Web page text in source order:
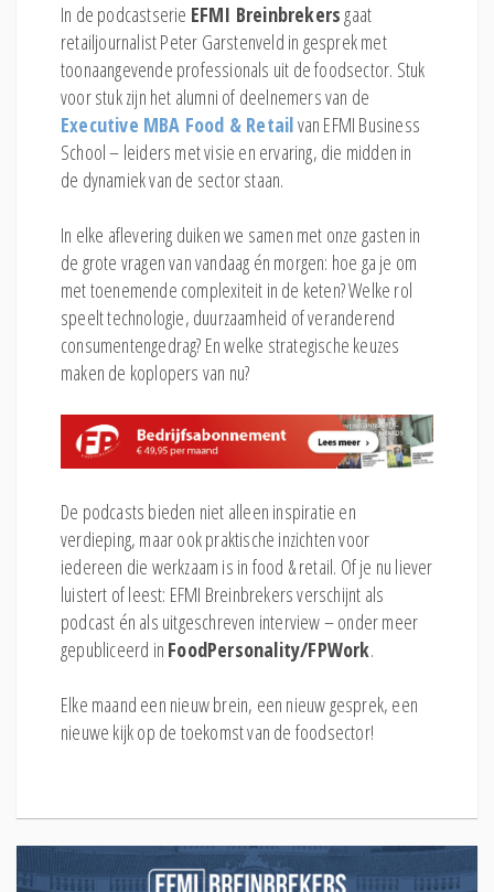
In de podcastserie EFMI Breinbrekersgaat
retailjournalist Peter Garstenveld in gesprek met
toonaangevende professionals uit de foodsector. Stuk
voor stuk zijn het alumni of deelnemers van de
Executive MBA Food & Retailvan EFMI Business
School – leiders met visie en ervaring, die midden in
de dynamiek van de sector staan.
In elke aflevering duiken we samen met onze gasten in
de grote vragen van vandaag én morgen: hoe ga je om
met toenemende complexiteit in de keten? Welke rol
speelt technologie, duurzaamheid of veranderend
consumentengedrag? En welke strategische keuzes
maken de koplopers van nu?
De podcasts bieden niet alleen inspiratie en
verdieping, maar ook praktische inzichten voor
iedereen die werkzaam is in food & retail. Of je nu liever
luistert of leest: EFMI Breinbrekers verschijnt als
podcast én als uitgeschreven interview – onder meer
gepubliceerd in FoodPersonality/FPWork.
Elke maand een nieuw brein, een nieuw gesprek, een
nieuwe kijk op de toekomst van de foodsector!